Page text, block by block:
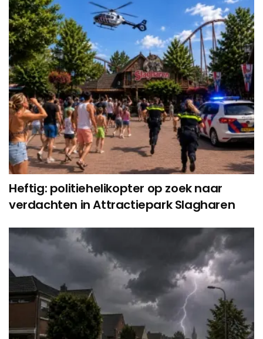
Heftig: politiehelikopter op zoek naar
verdachten in Attractiepark Slagharen